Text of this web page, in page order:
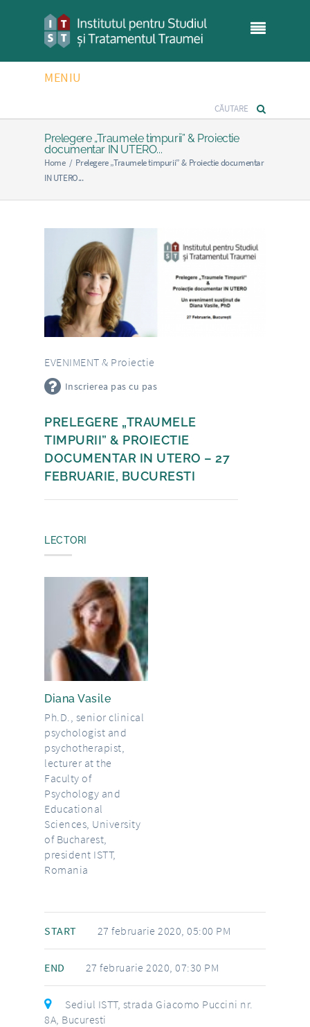
MENIU
Prelegere „Traumele timpurii” & Proiectie
documentar IN UTERO...
Home / Prelegere „Traumele timpurii” & Proiectie documentar
IN UTERO...
EVENIMENT & Proiectie
Inscrierea pas cu pas
PRELEGERE „TRAUMELE
TIMPURII” & PROIECTIE
DOCUMENTAR IN UTERO – 27
FEBRUARIE, BUCURESTI
LECTORI
Diana Vasile
Ph.D., senior clinical
psychologist and
psychotherapist,
lecturer at the
Faculty of
Psychology and
Educational
Sciences, University
of Bucharest,
president ISTT,
Romania
START 27 februarie 2020, 05:00 PM
END 27 februarie 2020, 07:30 PM
Sediul ISTT, strada Giacomo Puccini nr.
8A, Bucuresti